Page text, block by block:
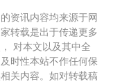
资讯内容均来源于网
转载是出于传递更多
对本文以及其中全
时性本站不作任何保
关内容。如对转载稿